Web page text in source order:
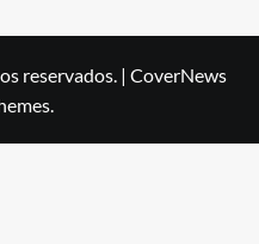
reservados. | CoverNews